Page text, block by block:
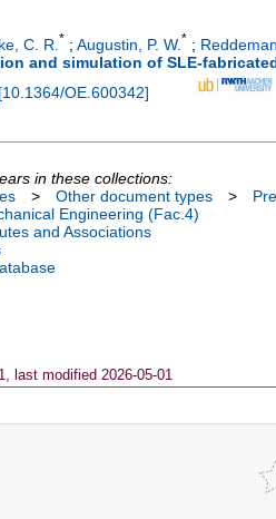
C. R. * ; Augustin, P. W. * ;
and simulation of SLE-
[10.1364/OE.600342]
in these collections:
> Other document types >
Engineering (Fac.4)
and Associations
last modified 2026-05-01